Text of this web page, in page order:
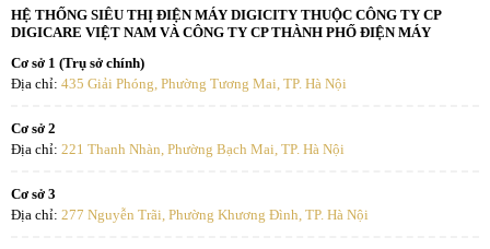
HỆ THỐNG SIÊU THỊ ĐIỆN MÁY DIGICITY THUỘC CÔNG TY CP
DIGICARE VIỆT NAM VÀ CÔNG TY CP THÀNH PHỐ ĐIỆN MÁY
Cơ sở 1 (Trụ sở chính)
Địa chỉ: 435 Giải Phóng, Phường Tương Mai, TP. Hà Nội
Cơ sở 2
Địa chỉ: 221 Thanh Nhàn, Phường Bạch Mai, TP. Hà Nội
Cơ sở 3
Địa chỉ: 277 Nguyễn Trãi, Phường Khương Đình, TP. Hà Nội